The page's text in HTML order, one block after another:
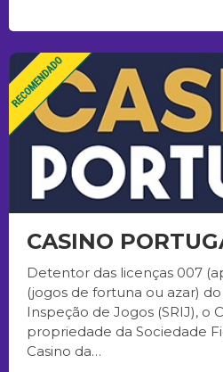
CASINO
Detentor das licenças 007
(jogos de fortuna ou azar)
Inspeção de Jogos (SRIJ), o
propriedade da Sociedade
Casino da…